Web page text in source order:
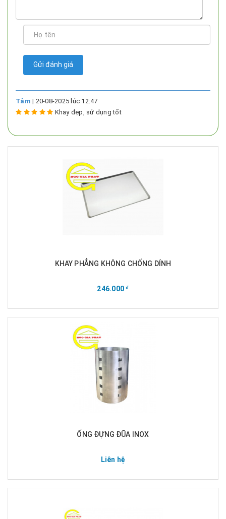
Gửi đánh giá
Tâm | 20-08-2025 lúc 12:47
Khay đẹp, sử dụng tốt
KHAY PHẲNG KHÔNG CHỐNG DÍNH
246.000đ
ỐNG ĐỰNG ĐŨA INOX
Liên hệ